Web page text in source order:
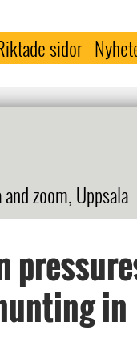
sidor
zoom, Uppsala
in